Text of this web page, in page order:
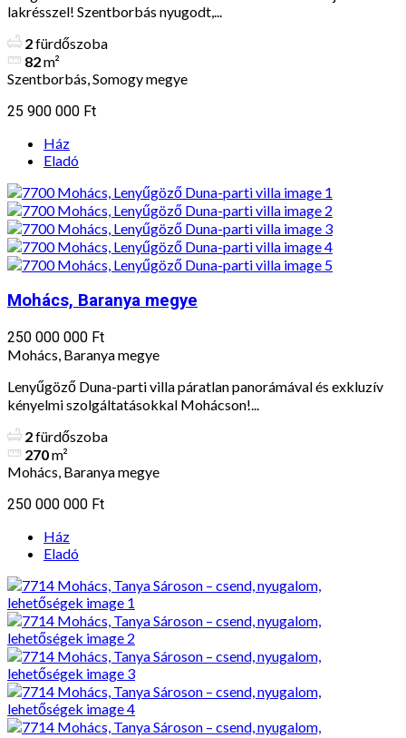
lakrésszel! Szentborbás nyugodt,...
2fürdőszoba
82m²
Szentborbás, Somogy megye
25 900 000 Ft
Ház
Eladó
Mohács, Baranya megye
250 000 000 Ft
Mohács, Baranya megye
Lenyűgöző Duna-parti villa páratlan panorámával és exkluzív
kényelmi szolgáltatásokkal Mohácson!...
2fürdőszoba
270m²
Mohács, Baranya megye
250 000 000 Ft
Ház
Eladó